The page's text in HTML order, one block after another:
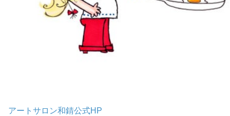
アートサロン和錆公式HP